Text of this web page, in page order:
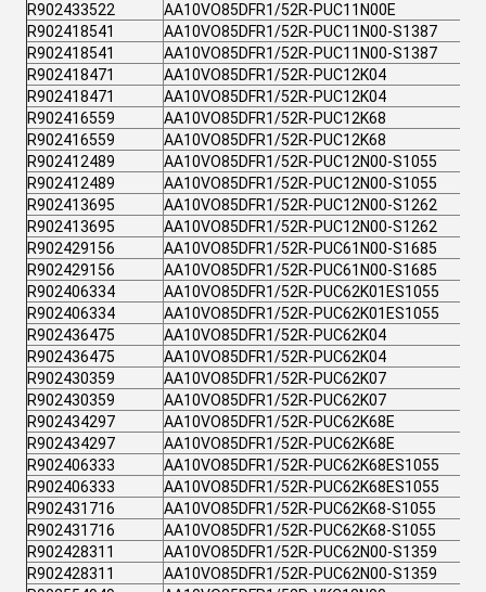
R902433522
AA10VO85DFR1/52R-PUC11N00E
R902418541
AA10VO85DFR1/52R-PUC11N00-S1387
R902418541
AA10VO85DFR1/52R-PUC11N00-S1387
R902418471
AA10VO85DFR1/52R-PUC12K04
R902418471
AA10VO85DFR1/52R-PUC12K04
R902416559
AA10VO85DFR1/52R-PUC12K68
R902416559
AA10VO85DFR1/52R-PUC12K68
R902412489
AA10VO85DFR1/52R-PUC12N00-S1055
R902412489
AA10VO85DFR1/52R-PUC12N00-S1055
R902413695
AA10VO85DFR1/52R-PUC12N00-S1262
R902413695
AA10VO85DFR1/52R-PUC12N00-S1262
R902429156
AA10VO85DFR1/52R-PUC61N00-S1685
R902429156
AA10VO85DFR1/52R-PUC61N00-S1685
R902406334
AA10VO85DFR1/52R-PUC62K01ES1055
R902406334
AA10VO85DFR1/52R-PUC62K01ES1055
R902436475
AA10VO85DFR1/52R-PUC62K04
R902436475
AA10VO85DFR1/52R-PUC62K04
R902430359
AA10VO85DFR1/52R-PUC62K07
R902430359
AA10VO85DFR1/52R-PUC62K07
R902434297
AA10VO85DFR1/52R-PUC62K68E
R902434297
AA10VO85DFR1/52R-PUC62K68E
R902406333
AA10VO85DFR1/52R-PUC62K68ES1055
R902406333
AA10VO85DFR1/52R-PUC62K68ES1055
R902431716
AA10VO85DFR1/52R-PUC62K68-S1055
R902431716
AA10VO85DFR1/52R-PUC62K68-S1055
R902428311
AA10VO85DFR1/52R-PUC62N00-S1359
R902428311
AA10VO85DFR1/52R-PUC62N00-S1359